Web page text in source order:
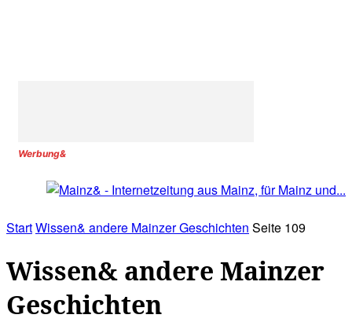
Werbung&
StartWissen& andere Mainzer Geschichten Seite 109
Wissen& andere Mainzer
Geschichten